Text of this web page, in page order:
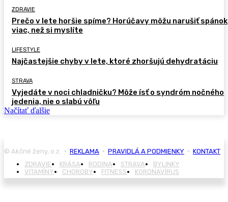
ZDRAVIE
Prečo v lete horšie spíme? Horúčavy môžu narušiť spánok
viac, než si myslíte
LIFESTYLE
Najčastejšie chyby v lete, ktoré zhoršujú dehydratáciu
STRAVA
Vyjedáte v noci chladničku? Môže ísť o syndróm nočného
jedenia, nie o slabú vôľu
Načítať ďalšie
© Akčné ženy, o.z. • REKLAMA • PRAVIDLÁ A PODMIENKY • KONTAKT
ZDRAVIE
KRÁSA RODINA STRAVA
BYLINKY
VITAMÍNY
CHOROBY FITNESS KORONAVÍRUS